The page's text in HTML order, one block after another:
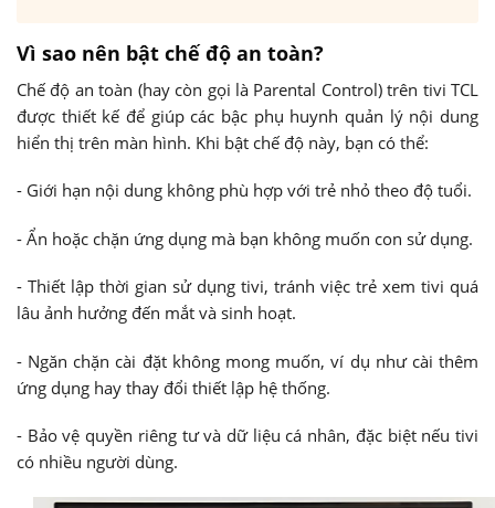
Vì sao nên bật chế độ an toàn?
Chế độ an toàn (hay còn gọi là Parental Control) trên tivi TCL
được thiết kế để giúp các bậc phụ huynh quản lý nội dung
hiển thị trên màn hình. Khi bật chế độ này, bạn có thể:
- Giới hạn nội dung không phù hợp với trẻ nhỏ theo độ tuổi.
- Ẩn hoặc chặn ứng dụng mà bạn không muốn con sử dụng.
- Thiết lập thời gian sử dụng tivi, tránh việc trẻ xem tivi quá
lâu ảnh hưởng đến mắt và sinh hoạt.
- Ngăn chặn cài đặt không mong muốn, ví dụ như cài thêm
ứng dụng hay thay đổi thiết lập hệ thống.
- Bảo vệ quyền riêng tư và dữ liệu cá nhân, đặc biệt nếu tivi
có nhiều người dùng.